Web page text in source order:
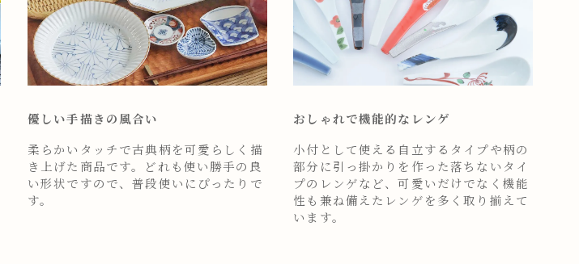
優しい手描きの風合い
柔らかいタッチで古典柄を可愛らしく描
き上げた商品です。どれも使い勝手の良
い形状ですので、普段使いにぴったりで
す。
おしゃれで機能的なレンゲ
小付として使える自立するタイプや柄の
部分に引っ掛かりを作った落ちないタイ
プのレンゲなど、可愛いだけでなく機能
性も兼ね備えたレンゲを多く取り揃えて
います。